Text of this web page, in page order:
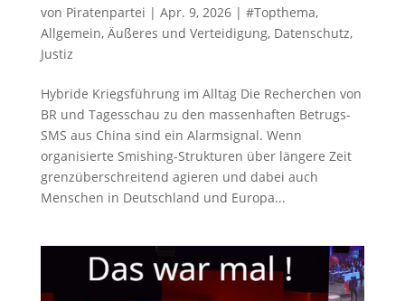
von Piratenpartei | Apr. 9, 2026| #Topthema,
Allgemein, Äußeres und Verteidigung, Datenschutz,
Justiz
Hybride Kriegsführung im Alltag Die Recherchen von
BR und Tagesschau zu den massenhaften Betrugs-
SMS aus China sind ein Alarmsignal. Wenn
organisierte Smishing-Strukturen über längere Zeit
grenzüberschreitend agieren und dabei auch
Menschen in Deutschland und Europa...